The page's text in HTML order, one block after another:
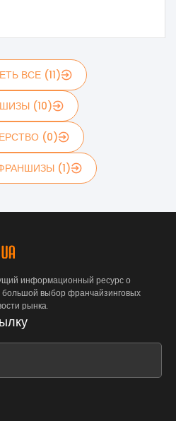
ВСЕ (11)
(10)
(0)
(1)
информационный ресурс о
выбор франчайзинговых
рынка.